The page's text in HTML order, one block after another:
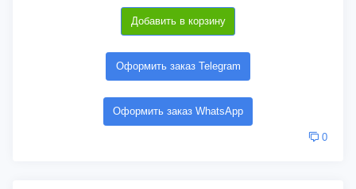
Добавить в корзину
Оформить заказ Telegram
Оформить заказ WhatsApp
0